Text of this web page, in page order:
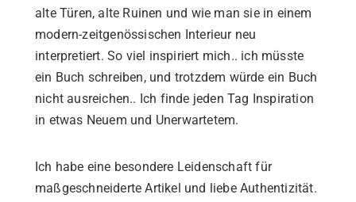
alte Türen, alte Ruinen und wie man sie in einem
modern-zeitgenössischen Interieur neu
interpretiert. So viel inspiriert mich.. ich müsste
ein Buch schreiben, und trotzdem würde ein Buch
nicht ausreichen.. Ich finde jeden Tag Inspiration
in etwas Neuem und Unerwartetem.
Ich habe eine besondere Leidenschaft für
maßgeschneiderte Artikel und liebe Authentizität.